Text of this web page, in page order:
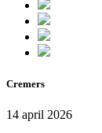
Cremers
14 april 2026